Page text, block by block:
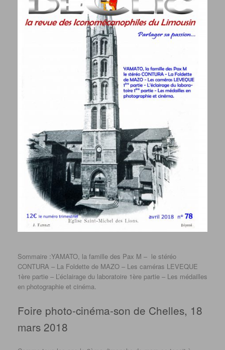
Sommaire :YAMATO, la famille des Pax M – le stéréo
CONTURA – La Foldette de MAZO – Les caméras LEVEQUE
1ère partie – L’éclairage du laboratoire 1ère partie – Les médailles
en photographie et cinéma.
Foire photo-cinéma-son de Chelles, 18
mars 2018